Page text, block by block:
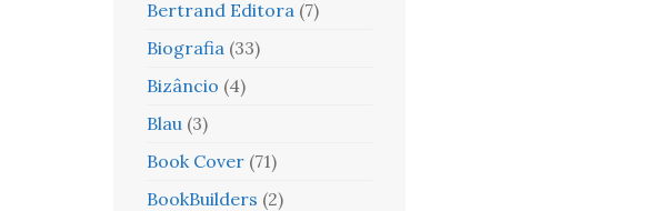
Bertrand Editora (7)
Biografia (33)
Bizâncio (4)
Blau (3)
Book Cover (71)
BookBuilders (2)